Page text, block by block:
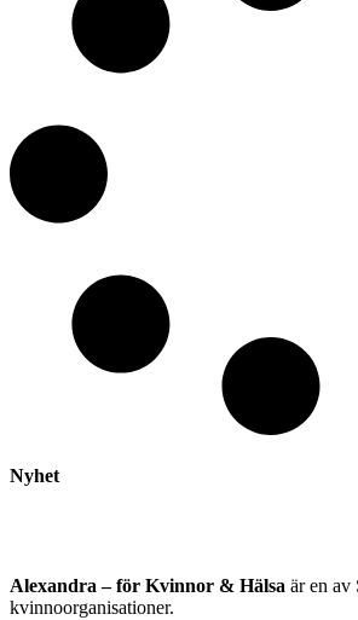
Nyhet
Alexandra – för Kvinnor & Hälsa är en av
kvinnoorganisationer.